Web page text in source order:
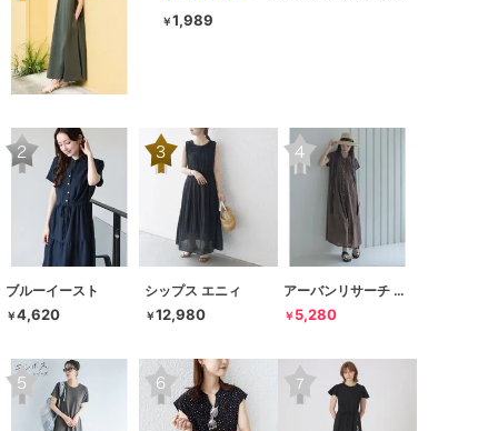
￥1,989
ブルーイースト
￥4,620
シップス エニィ
￥12,980
アーバンリサーチ サニーレーベル
￥ 5,280